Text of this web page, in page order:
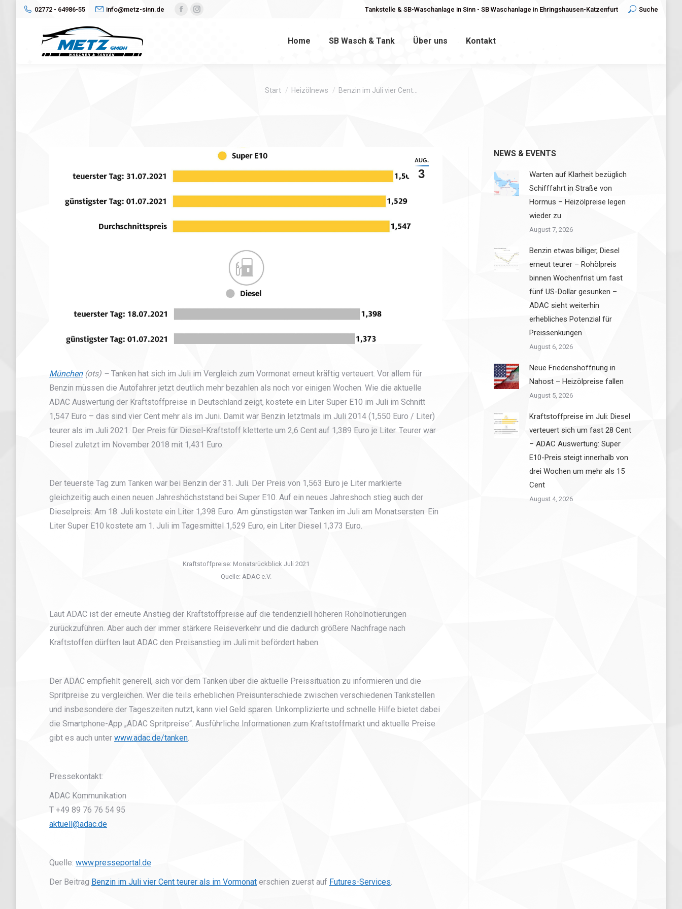
02772 - 64986-55 info@metz-sinn.de
FacebookInstagram
Tankstelle & SB-Waschanlage in Sinn - SB Waschanlage in Ehringshausen-Katzenfurt Search:
Suche
Home SB Wasch & Tank Über uns Kontakt
Sie befinden sich hier:
Start Heizölnews Benzin im Juli vier Cent…
AUG.
3
München(ots) – Tanken hat sich im Juli im Vergleich zum Vormonat erneut kräftig verteuert. Vor allem für
Benzin müssen die Autofahrer jetzt deutlich mehr bezahlen als noch vor einigen Wochen. Wie die aktuelle
ADAC Auswertung der Kraftstoffpreise in Deutschland zeigt, kostete ein Liter Super E10 im Juli im Schnitt
1,547 Euro – das sind vier Cent mehr als im Juni. Damit war Benzin letztmals im Juli 2014 (1,550 Euro / Liter)
teurer als im Juli 2021. Der Preis für Diesel-Kraftstoff kletterte um 2,6 Cent auf 1,389 Euro je Liter. Teurer war
Diesel zuletzt im November 2018 mit 1,431 Euro.
Der teuerste Tag zum Tanken war bei Benzin der 31. Juli. Der Preis von 1,563 Euro je Liter markierte
gleichzeitig auch einen neuen Jahreshöchststand bei Super E10. Auf ein neues Jahreshoch stieg auch der
Dieselpreis: Am 18. Juli kostete ein Liter 1,398 Euro. Am günstigsten war Tanken im Juli am Monatsersten: Ein
Liter Super E10 kostete am 1. Juli im Tagesmittel 1,529 Euro, ein Liter Diesel 1,373 Euro.
Kraftstoffpreise: Monatsrückblick Juli 2021
Quelle: ADAC e.V.
Laut ADAC ist der erneute Anstieg der Kraftstoffpreise auf die tendenziell höheren Rohölnotierungen
zurückzuführen. Aber auch der immer stärkere Reiseverkehr und die dadurch größere Nachfrage nach
Kraftstoffen dürften laut ADAC den Preisanstieg im Juli mit befördert haben.
Der ADAC empfiehlt generell, sich vor dem Tanken über die aktuelle Preissituation zu informieren und die
Spritpreise zu vergleichen. Wer die teils erheblichen Preisunterschiede zwischen verschiedenen Tankstellen
und insbesondere der Tageszeiten nutzt, kann viel Geld sparen. Unkomplizierte und schnelle Hilfe bietet dabei
die Smartphone-App „ADAC Spritpreise“. Ausführliche Informationen zum Kraftstoffmarkt und aktuelle Preise
gibt es auch unter www.adac.de/tanken
Pressekontakt:
ADAC Kommunikation
T +49 89 76 76 54 95
aktuell@adac.de
Quelle: www.presseportal.de
Der Beitrag Benzin im Juli vier Cent teurer als im Vormonat erschien zuerst auf Futures-Services
NEWS & EVENTS
Warten auf Klarheit bezüglich
Schifffahrt in Straße von
Hormus – Heizölpreise legen
wieder zu
August 7, 2026
Benzin etwas billiger, Diesel
erneut teurer – Rohölpreis
binnen Wochenfrist um fast
fünf US-Dollar gesunken –
ADAC sieht weiterhin
erhebliches Potenzial für
Preissenkungen
August 6, 2026
Neue Friedenshoffnung in
Nahost – Heizölpreise fallen
August 5, 2026
Kraftstoffpreise im Juli: Diesel
verteuert sich um fast 28 Cent
– ADAC Auswertung: Super
E10-Preis steigt innerhalb von
drei Wochen um mehr als 15
Cent
August 4, 2026